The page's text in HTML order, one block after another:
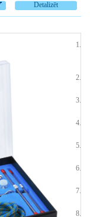
Detalizēt